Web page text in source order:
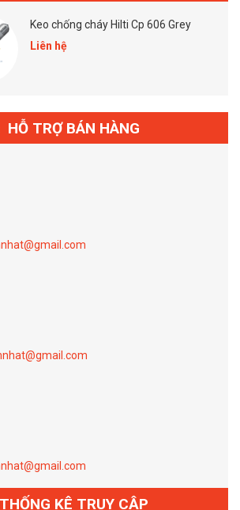
chống cháy Hilti Cp 606 Grey
hệ
HỖ TRỢ BÁN HÀNG
THỐNG KÊ TRUY CẬP